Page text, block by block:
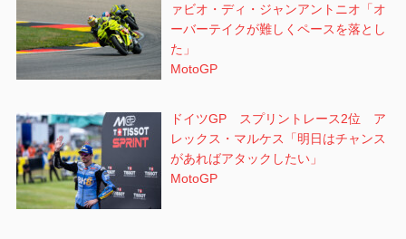
ァビオ・ディ・ジャンアントニオ「オ
ーバーテイクが難しくペースを落とし
た」
MotoGP
ドイツGP スプリントレース2位 ア
レックス・マルケス「明日はチャンス
があればアタックしたい」
MotoGP